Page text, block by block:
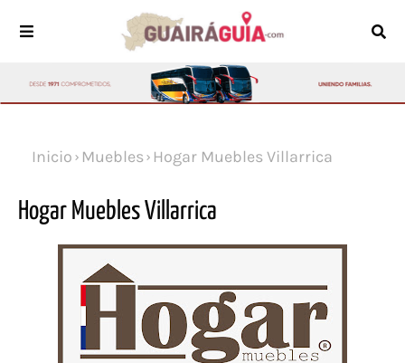
Inicio Muebles Hogar Muebles Villarrica
Hogar Muebles Villarrica